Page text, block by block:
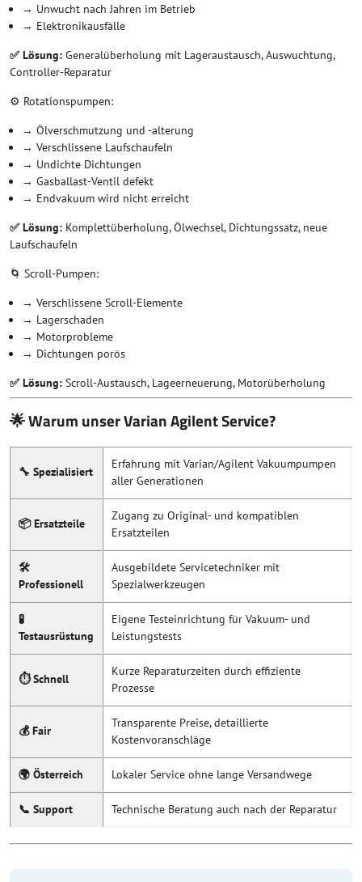
→ Unwucht nach Jahren im Betrieb
→ Elektronikausfälle
✅ Lösung: Generalüberholung mit Lageraustausch, Auswuchtung,
Controller-Reparatur
⚙️ Rotationspumpen:
→ Ölverschmutzung und -alterung
→ Verschlissene Laufschaufeln
→ Undichte Dichtungen
→ Gasballast-Ventil defekt
→ Endvakuum wird nicht erreicht
✅ Lösung: Komplettüberholung, Ölwechsel, Dichtungssatz, neue
Laufschaufeln
🌀 Scroll-Pumpen:
→ Verschlissene Scroll-Elemente
→ Lagerschaden
→ Motorprobleme
→ Dichtungen porös
✅ Lösung: Scroll-Austausch, Lageerneuerung, Motorüberholung
🌟 Warum unser Varian Agilent Service?
🔧 Spezialisiert
Erfahrung mit Varian/Agilent Vakuumpumpen
aller Generationen
📦 Ersatzteile
Zugang zu Original- und kompatiblen
Ersatzteilen
🛠️
Professionell
Ausgebildete Servicetechniker mit
Spezialwerkzeugen
🧪
Testausrüstung
Eigene Testeinrichtung für Vakuum- und
Leistungstests
⏱️ Schnell
Kurze Reparaturzeiten durch effiziente
Prozesse
💰 Fair
Transparente Preise, detaillierte
Kostenvoranschläge
🌍 Österreich Lokaler Service ohne lange Versandwege
📞 Support Technische Beratung auch nach der Reparatur